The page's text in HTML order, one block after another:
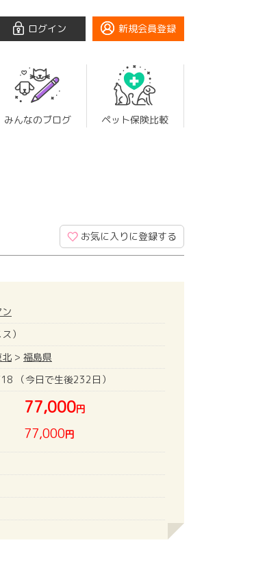
ログイン 新規会員登録
みんなのブログ ペット保険比較
お気に入りに登録する
）
北 > 福島県
（今日で生後232日）
77,000円
77,000円